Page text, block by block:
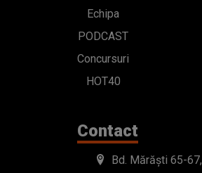
Echipa
PODCAST
Concursuri
HOT40
Contact
Bd. Mărăști 65-67,